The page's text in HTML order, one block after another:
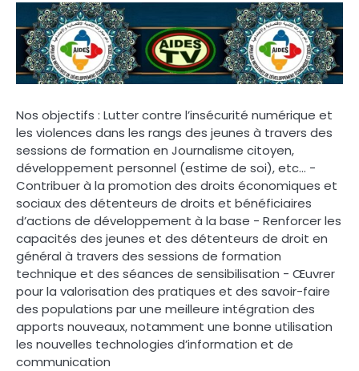
Nos objectifs : Lutter contre l’insécurité numérique et
les violences dans les rangs des jeunes à travers des
sessions de formation en Journalisme citoyen,
développement personnel (estime de soi), etc… -
Contribuer à la promotion des droits économiques et
sociaux des détenteurs de droits et bénéficiaires
d’actions de développement à la base - Renforcer les
capacités des jeunes et des détenteurs de droit en
général à travers des sessions de formation
technique et des séances de sensibilisation - Œuvrer
pour la valorisation des pratiques et des savoir-faire
des populations par une meilleure intégration des
apports nouveaux, notamment une bonne utilisation
les nouvelles technologies d’information et de
communication